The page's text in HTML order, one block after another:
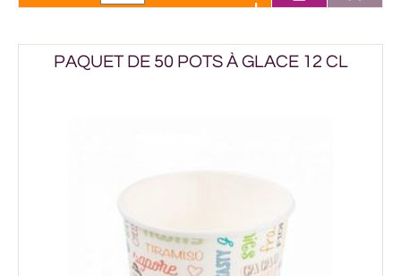
PAQUET DE 50 POTS À GLACE 12 CL